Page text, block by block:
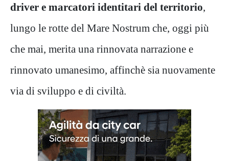
driver e marcatori identitari del territorio
lungo le rotte del Mare Nostrum che, oggi più
che mai, merita una rinnovata narrazione e
rinnovato umanesimo, affinchè sia nuovamente
via di sviluppo e di civiltà.